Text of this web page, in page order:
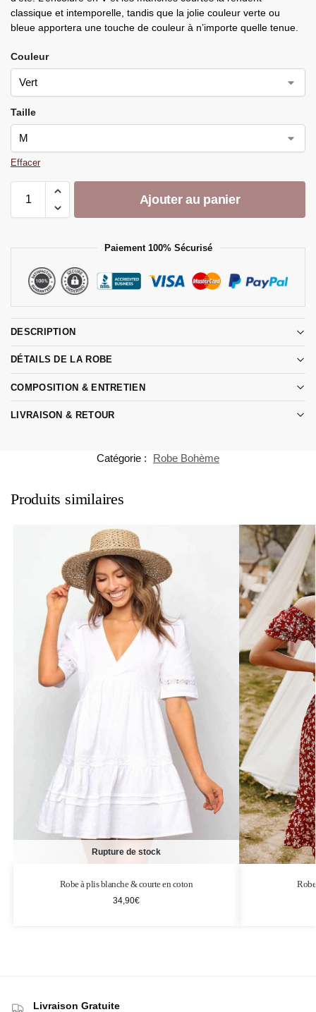
classique et intemporelle, tandis que la jolie couleur verte ou
bleue apportera une touche de couleur à n’importe quelle tenue.
Couleur
Taille
Effacer
Ajouter au panier
Paiement 100% Sécurisé
DESCRIPTION
DÉTAILS DE LA ROBE
COMPOSITION & ENTRETIEN
LIVRAISON & RETOUR
Catégorie : Robe Bohème
Produits similaires
Rupture de stock
Robe à plis blanche & courte en coton
34,90€
Livraison Gratuite